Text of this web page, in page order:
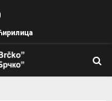
Youtube